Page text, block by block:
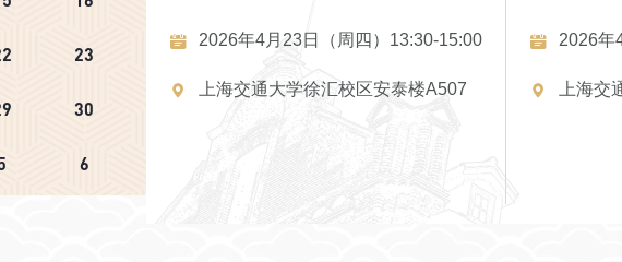
23
30
6
Method for Predicting
2026年4月23日（周四）13:30-15:00
上海交通大学徐汇校区安泰楼A507
MNCs'
2026年
上海